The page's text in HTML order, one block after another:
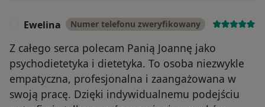
Ewelina Numer telefonu zweryfikowany
Z całego serca polecam Panią Joannę jako
psychodietetyka i dietetyka. To osoba niezwykle
empatyczna, profesjonalna i zaangażowana w
swoją pracę. Dzięki indywidualnemu podejściu